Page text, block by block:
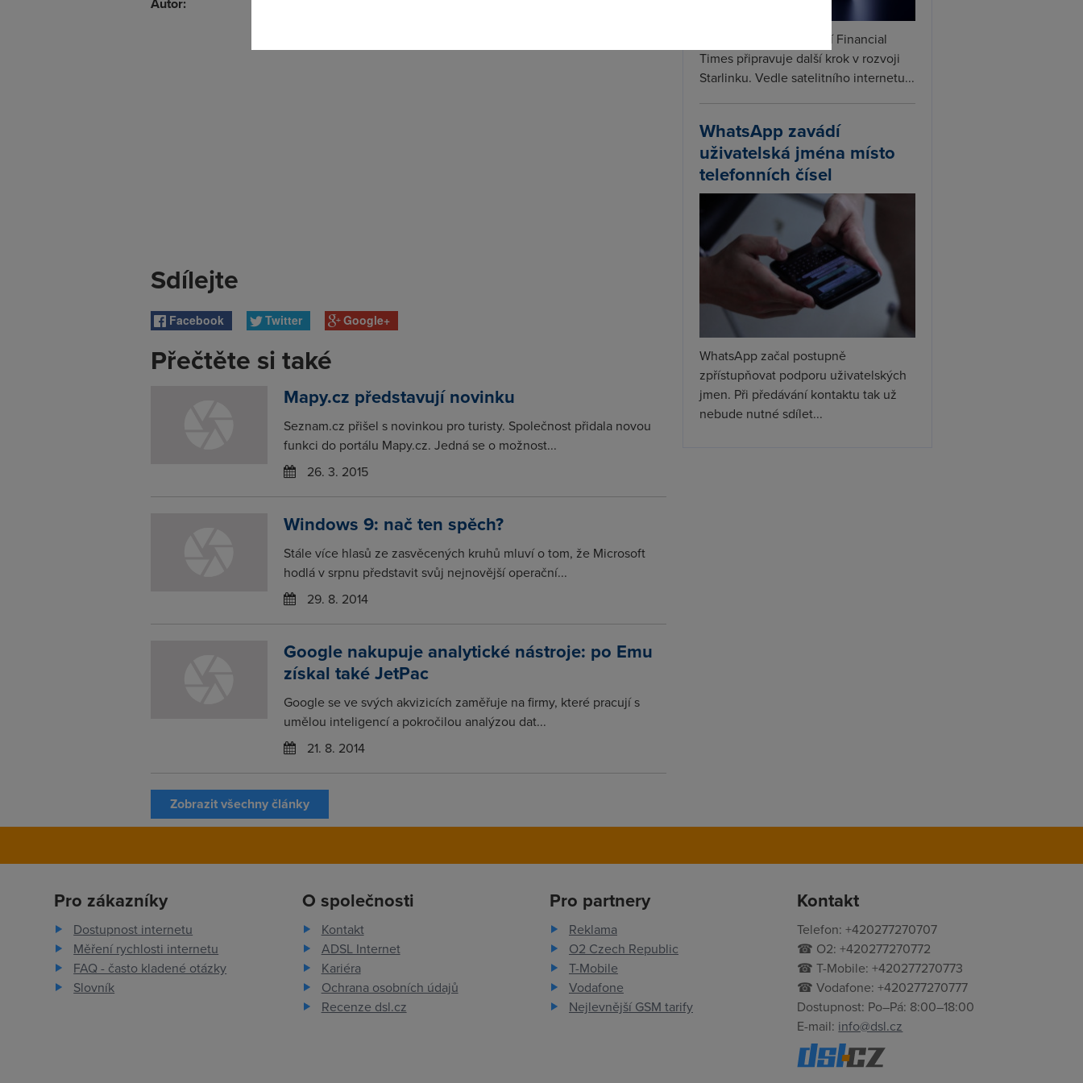
Sdílejte
Facebook Twitter Google+
Přečtěte si také
Mapy.cz představují novinku
Seznam.cz přišel s novinkou pro turisty. Společnost přidala novou
funkci do portálu Mapy.cz. Jedná se o možnost...
26. 3. 2015
Windows 9: nač ten spěch?
Stále více hlasů ze zasvěcených kruhů mluví o tom, že Microsoft
hodlá v srpnu představit svůj nejnovější operační...
29. 8. 2014
Google nakupuje analytické nástroje: po Emu
získal také JetPac
Google se ve svých akvizicích zaměřuje na firmy, které pracují s
umělou inteligencí a pokročilou analýzou dat...
21. 8. 2014
Zobrazit všechny články
SpaceX podle informací Financial
Times připravuje další krok v rozvoji
Starlinku. Vedle satelitního internetu...
WhatsApp zavádí
uživatelská jména místo
telefonních čísel
WhatsApp začal postupně
zpřístupňovat podporu uživatelských
jmen. Při předávání kontaktu tak už
nebude nutné sdílet...
Pro zákazníky
Dostupnost internetu
Měření rychlosti internetu
FAQ - často kladené otázky
Slovník
O společnosti
Kontakt
ADSL Internet
Kariéra
Ochrana osobních údajů
Recenze dsl.cz
Pro partnery
Reklama
O2 Czech Republic
T-Mobile
Vodafone
Nejlevnější GSM tarify
Kontakt
Telefon: +420277270707
☎ O2: +420277270772
☎ T-Mobile: +420277270773
☎ Vodafone: +420277270777
Dostupnost: Po–Pá: 8:00–18:00
E-mail: info@dsl.cz